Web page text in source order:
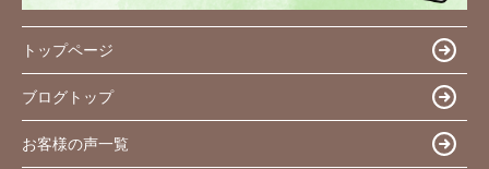
トップページ
ブログトップ
お客様の声一覧